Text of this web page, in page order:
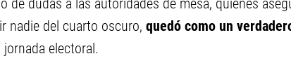
de dudas a las autoridades de mesa, quienes
nadie del cuarto oscuro, quedó como un
electoral.